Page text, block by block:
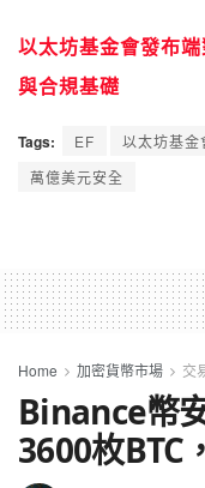
以太坊基金會發布
與合規基礎
Tags: EF 以太坊基金
萬億美元安全
Home 加密貨幣市場 交
Binance幣
3600枚BTC